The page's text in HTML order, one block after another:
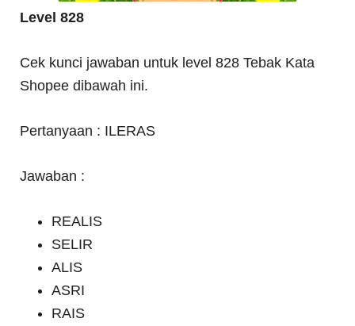
Level 828
Cek kunci jawaban untuk level 828 Tebak Kata
Shopee dibawah ini.
Pertanyaan : ILERAS
Jawaban :
REALIS
SELIR
ALIS
ASRI
RAIS